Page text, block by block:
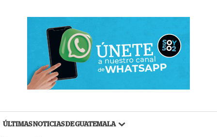
ÚLTIMAS NOTICIAS DE GUATEMALA